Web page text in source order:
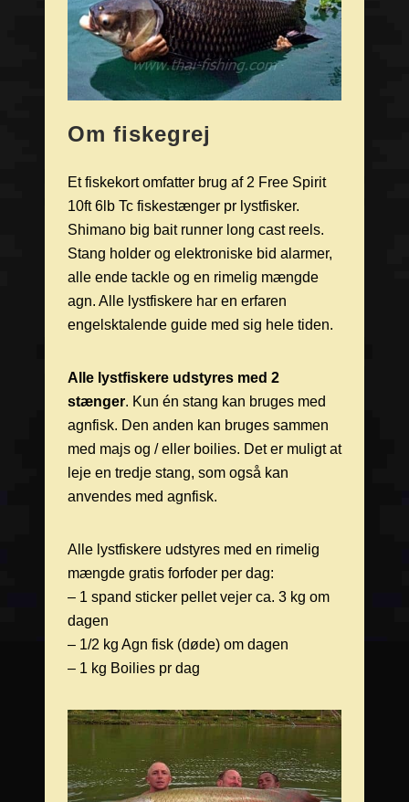
Om fiskegrej
Et fiskekort omfatter brug af 2 Free Spirit
10ft 6lb Tc fiskestænger pr lystfisker.
Shimano big bait runner long cast reels.
Stang holder og elektroniske bid alarmer,
alle ende tackle og en rimelig mængde
agn. Alle lystfiskere har en erfaren
engelsktalende guide med sig hele tiden.
Alle lystfiskere udstyres med 2
stænger. Kun én stang kan bruges med
agnfisk. Den anden kan bruges sammen
med majs og / eller boilies. Det er muligt at
leje en tredje stang, som også kan
anvendes med agnfisk.
Alle lystfiskere udstyres med en rimelig
mængde gratis forfoder per dag:
– 1 spand sticker pellet vejer ca. 3 kg om
dagen
– 1/2 kg Agn fisk (døde) om dagen
– 1 kg Boilies pr dag